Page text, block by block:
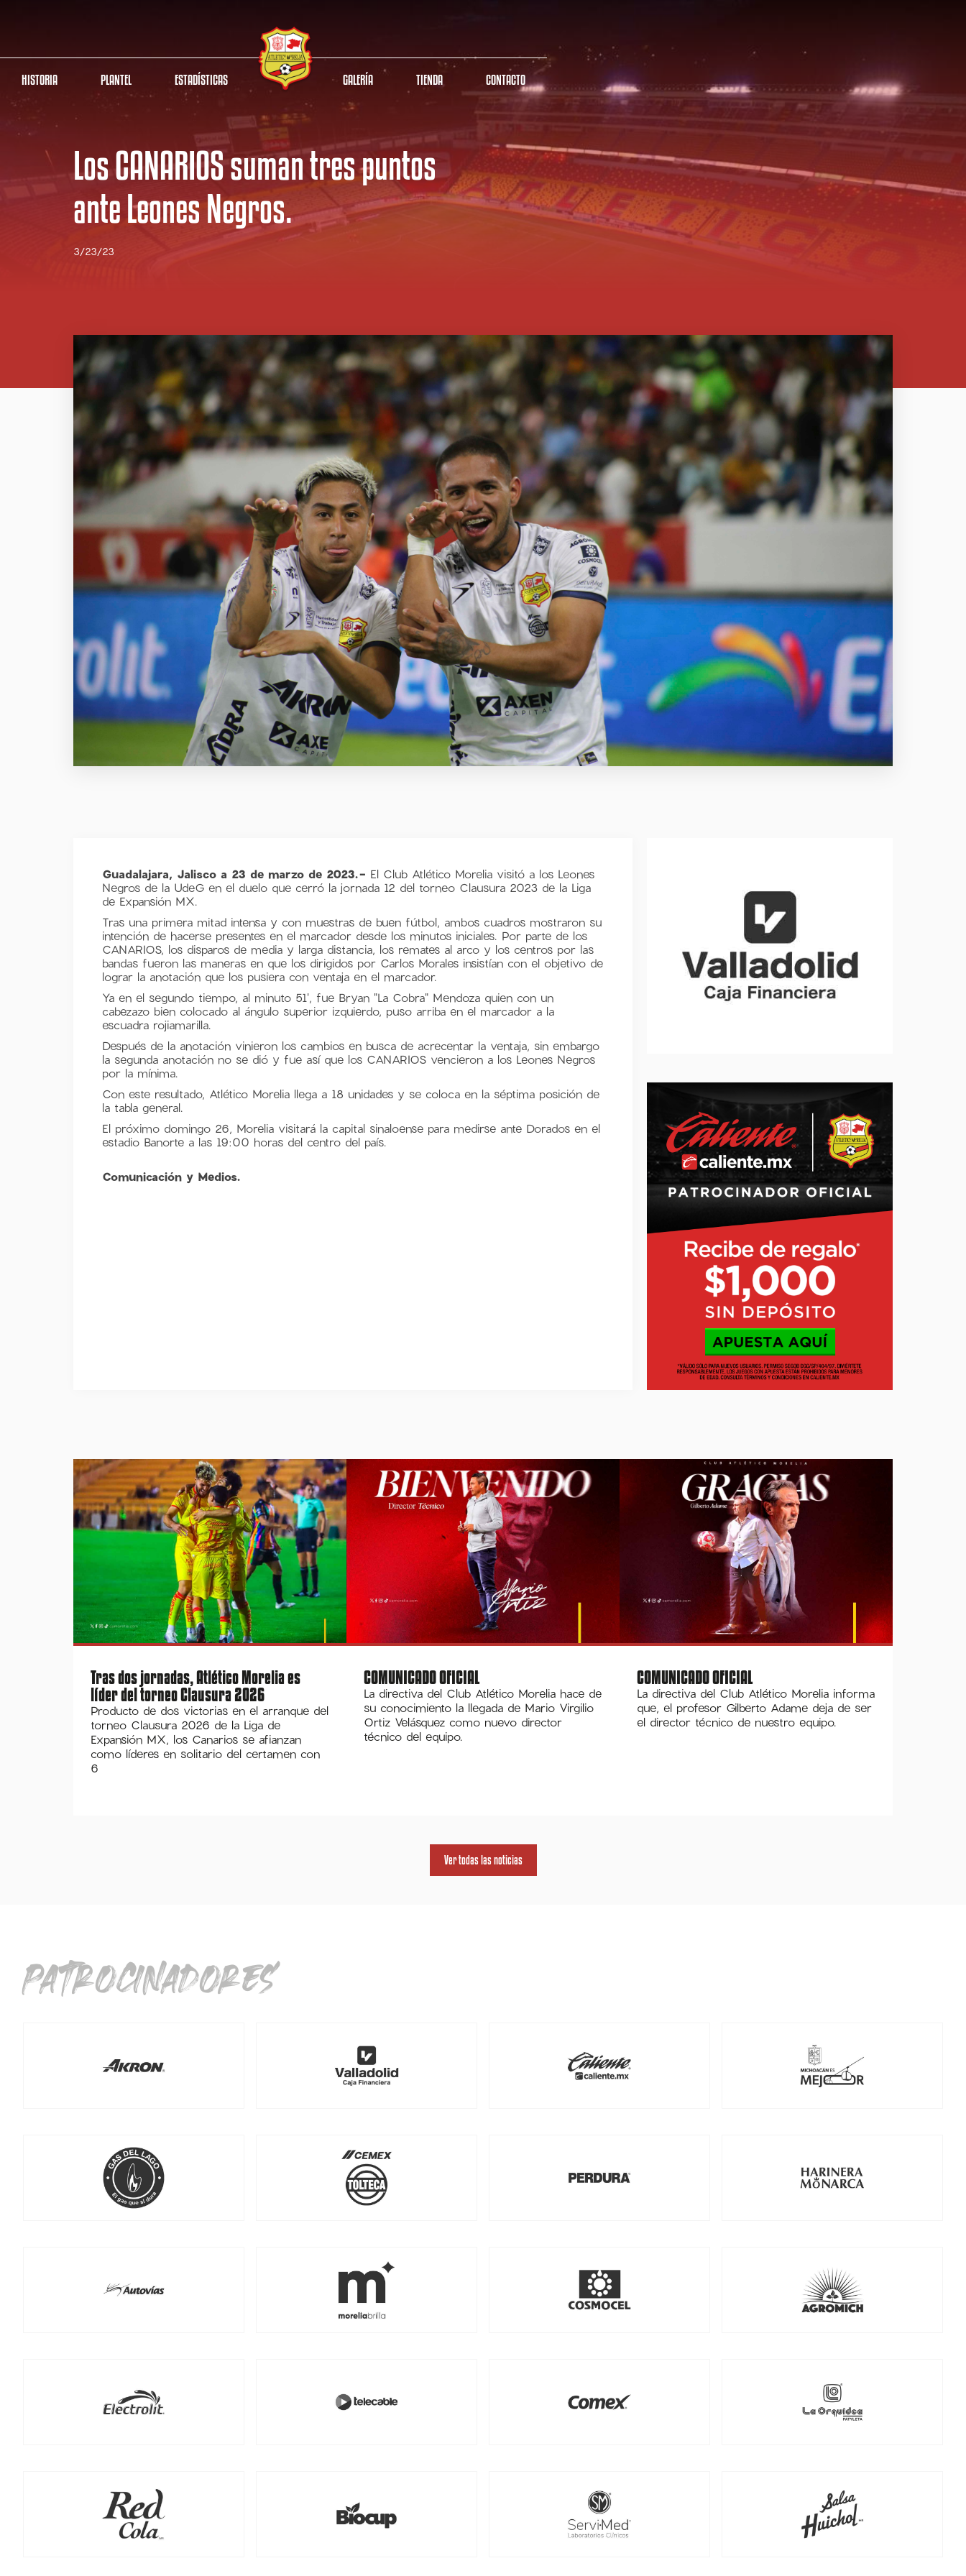
HISTORIA PLANTEL ESTADÍSTICAS GALERÍA TIENDA CONTACTO
Los CANARIOS suman tres puntos
ante Leones Negros.
3/23/23
Guadalajara, Jalisco a 23 de marzo de 2023.- El Club Atlético Morelia visitó a los Leones
Negros de la UdeG en el duelo que cerró la jornada 12 del torneo Clausura 2023 de la Liga
de Expansión MX.
Tras una primera mitad intensa y con muestras de buen fútbol, ambos cuadros mostraron su
intención de hacerse presentes en el marcador desde los minutos iniciales. Por parte de los
CANARIOS, los disparos de media y larga distancia, los remates al arco y los centros por las
bandas fueron las maneras en que los dirigidos por Carlos Morales insistían con el objetivo de
lograr la anotación que los pusiera con ventaja en el marcador.
Ya en el segundo tiempo, al minuto 51', fue Bryan "La Cobra" Mendoza quien con un
cabezazo bien colocado al ángulo superior izquierdo, puso arriba en el marcador a la
escuadra rojiamarilla.
Después de la anotación vinieron los cambios en busca de acrecentar la ventaja, sin embargo
la segunda anotación no se dió y fue así que los CANARIOS vencieron a los Leones Negros
por la mínima.
Con este resultado, Atlético Morelia llega a 18 unidades y se coloca en la séptima posición de
la tabla general.
El próximo domingo 26, Morelia visitará la capital sinaloense para medirse ante Dorados en el
estadio Banorte a las 19:00 horas del centro del país.
Comunicación y Medios.
Tras dos jornadas, Atlético Morelia es
líder del torneo Clausura 2026
Producto de dos victorias en el arranque del
torneo Clausura 2026 de la Liga de
Expansión MX, los Canarios se afianzan
como líderes en solitario del certamen con
6
COMUNICADO OFICIAL
La directiva del Club Atlético Morelia hace de
su conocimiento la llegada de Mario Virgilio
Ortiz Velásquez como nuevo director
técnico del equipo.
COMUNICADO OFICIAL
La directiva del Club Atlético Morelia informa
que, el profesor Gilberto Adame deja de ser
el director técnico de nuestro equipo.
Ver todas las noticias
patrocinadores